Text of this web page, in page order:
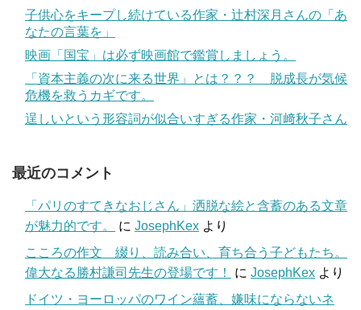
子供心をキープし続けている作家・辻村深月さんの「あ
なたの言葉を」
映画「国宝」は必ず映画館で鑑賞しましょう。
「資本主義の次に来る世界」とは？？？ 脱成長が気候
危機を救うカギです。
逞しいという形容詞が似合いすぎる作家・河﨑秋子さん
最近のコメント
「パリのすてきなおじさん」洒脱な絵と含蓄のある文章
が魅力的です。
に JosephKex より
こころの作文 綴り、読み合い、育ち合う子どもたち。
偉大なる勝村謙司先生の登場です！
に JosephKex より
ドイツ・ヨーロッパのワイン蘊蓄、嫌味にならないネ